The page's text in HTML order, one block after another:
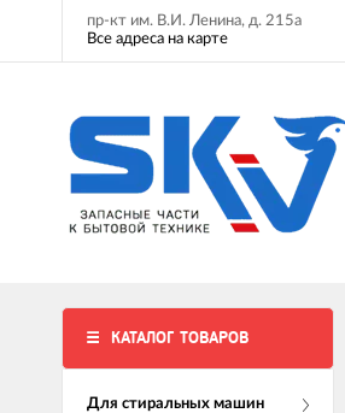
пр-кт им. В.И. Ленина, д. 215а
Все адреса на карте
КАТАЛОГ ТОВАРОВ
Для стиральных машин